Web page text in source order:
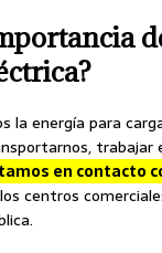
la energía para
trabajar
en contacto
centros